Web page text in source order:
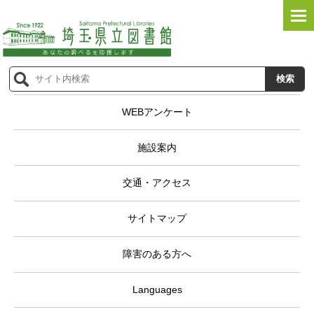
WEBアンケート
施設案内
交通・アクセス
サイトマップ
障害のある方へ
Languages